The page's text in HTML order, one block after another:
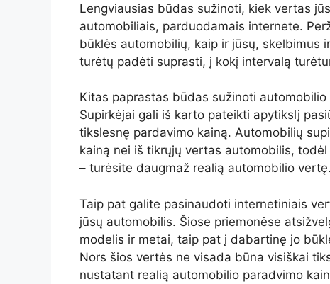
Lengviausias būdas sužinoti, kiek vertas
automobiliais, parduodamais internete.
būklės automobilių, kaip ir jūsų, skelbimus
turėtų padėti suprasti, į kokį intervalą
Kitas paprastas būdas sužinoti automobilio
Supirkėjai gali iš karto pateikti apytikslį
tikslesnę pardavimo kainą. Automobilių
kainą nei iš tikrųjų vertas automobilis,
– turėsite daugmaž realią automobilio vertę.
Taip pat galite pasinaudoti internetiniais
jūsų automobilis. Šiose priemonėse
modelis ir metai, taip pat į dabartinę jo
Nors šios vertės ne visada būna visiškai
nustatant realią automobilio paradvimo